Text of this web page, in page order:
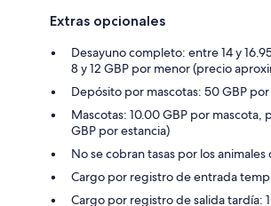
Extras opcionales
Desayuno completo: entre 14 y
8 y 12 GBP por menor (precio
Depósito por mascotas: 50 GBP
Mascotas: 10.00 GBP por mascota,
GBP por estancia)
No se cobran tasas por los animales
Cargo por registro de entrada
Cargo por registro de salida tardía: